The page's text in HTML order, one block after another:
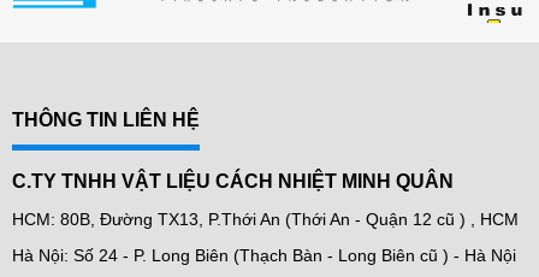
THÔNG TIN LIÊN HỆ
C.TY TNHH VẬT LIỆU CÁCH NHIỆT MINH QUÂN
HCM: 80B, Đường TX13, P.Thới An (Thới An - Quận 12 cũ ) , HCM
Hà Nội: Số 24 - P. Long Biên (Thạch Bàn - Long Biên cũ ) - Hà Nội